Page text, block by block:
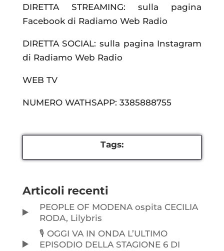
DIRETTA STREAMING: sulla pagina
Facebook di Radiamo Web Radio
DIRETTA SOCIAL: sulla pagina Instagram
di Radiamo Web Radio
WEB TV
NUMERO WATHSAPP: 3385888755
Tags:
Articoli recenti
PEOPLE OF MODENA ospita CECILIA
RODA, Lilybris
🎙️ OGGI VA IN ONDA L’ULTIMO
EPISODIO DELLA STAGIONE 6 DI